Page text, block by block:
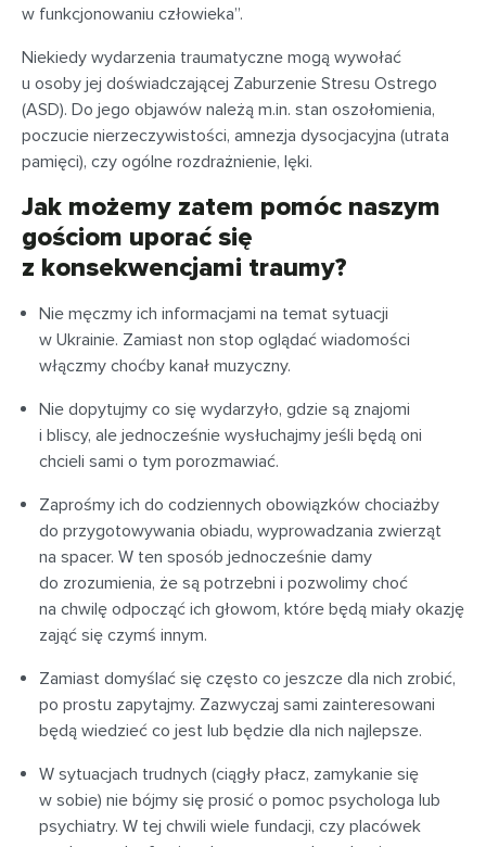
w funkcjonowaniu człowieka”.
Niekiedy wydarzenia traumatyczne mogą wywołać
u osoby jej doświadczającej Zaburzenie Stresu Ostrego
(ASD). Do jego objawów należą m.in. stan oszołomienia,
poczucie nierzeczywistości, amnezja dysocjacyjna (utrata
pamięci), czy ogólne rozdrażnienie, lęki.
Jak możemy zatem pomóc naszym
gościom uporać się
z konsekwencjami traumy?
Nie męczmy ich informacjami na temat sytuacji
w Ukrainie. Zamiast non stop oglądać wiadomości
włączmy choćby kanał muzyczny.
Nie dopytujmy co się wydarzyło, gdzie są znajomi
i bliscy, ale jednocześnie wysłuchajmy jeśli będą oni
chcieli sami o tym porozmawiać.
Zaprośmy ich do codziennych obowiązków chociażby
do przygotowywania obiadu, wyprowadzania zwierząt
na spacer. W ten sposób jednocześnie damy
do zrozumienia, że są potrzebni i pozwolimy choć
na chwilę odpocząć ich głowom, które będą miały okazję
zająć się czymś innym.
Zamiast domyślać się często co jeszcze dla nich zrobić,
po prostu zapytajmy. Zazwyczaj sami zainteresowani
będą wiedzieć co jest lub będzie dla nich najlepsze.
W sytuacjach trudnych (ciągły płacz, zamykanie się
w sobie) nie bójmy się prosić o pomoc psychologa lub
psychiatry. W tej chwili wiele fundacji, czy placówek